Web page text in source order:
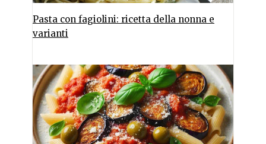
Pasta con fagiolini: ricetta della nonna e
varianti